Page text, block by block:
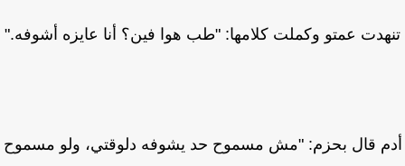
عمتو وكملت كلامها: "طب هوا فين؟ أنا عايزه أشوفه."
قال بحزم: "مش مسموح حد يشوفه دلوقتي، ولو مسموح